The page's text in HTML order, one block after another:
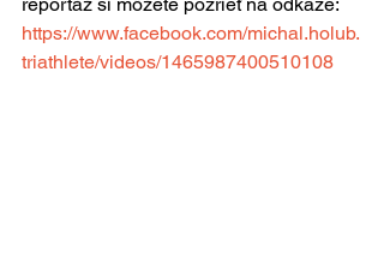
https://www.facebook.com/michal.holub.
triathlete/videos/1465987400510108